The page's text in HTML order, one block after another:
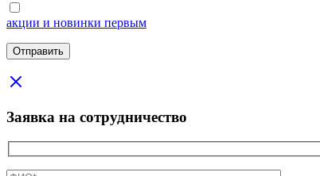
акции и новинки первым
Заявка на сотрудничество